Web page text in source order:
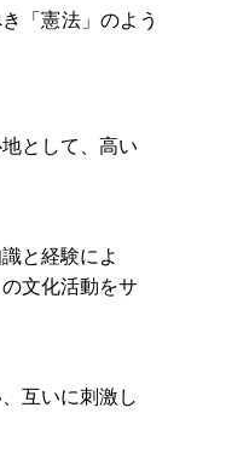
「憲法」のよう
として、高い
と経験によ
文化活動をサ
互いに刺激し